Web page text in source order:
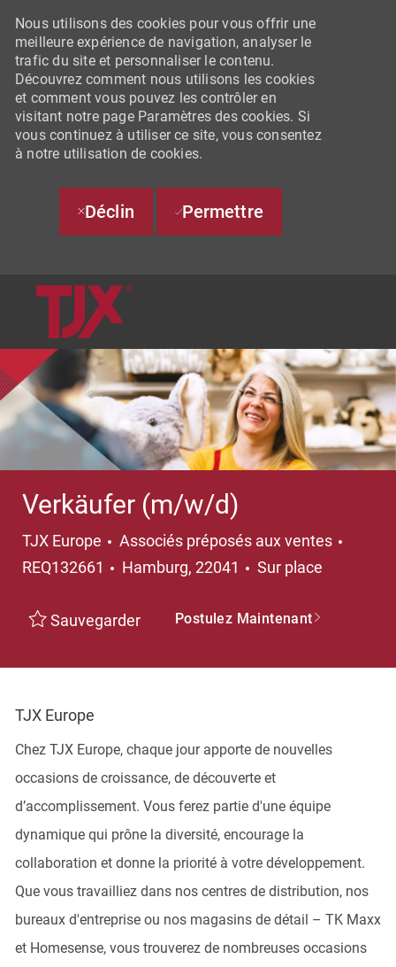
SKIP TO MAIN CONTENT
Nous utilisons des cookies pour vous offrir une
meilleure expérience de navigation, analyser le
trafic du site et personnaliser le contenu.
Découvrez comment nous utilisons les cookies
et comment vous pouvez les contrôler en
visitant notre page Paramètres des cookies. Si
vous continuez à utiliser ce site, vous consentez
à notre utilisation de cookies.
Déclin Permettre
Verkäufer (m/w/d)
TJX Europe Catégorie
Associés préposés aux ventes
REQ132661
Emplacement
Hamburg, 22041 Sur place
Sauvegarder Postulez Maintenant
TJX Europe
Chez TJX Europe, chaque jour apporte de nouvelles
occasions de croissance, de découverte et
d’accomplissement. Vous ferez partie d'une équipe
dynamique qui prône la diversité, encourage la
collaboration et donne la priorité à votre développement.
Que vous travailliez dans nos centres de distribution, nos
bureaux d'entreprise ou nos magasins de détail – TK Maxx
et Homesense, vous trouverez de nombreuses occasions